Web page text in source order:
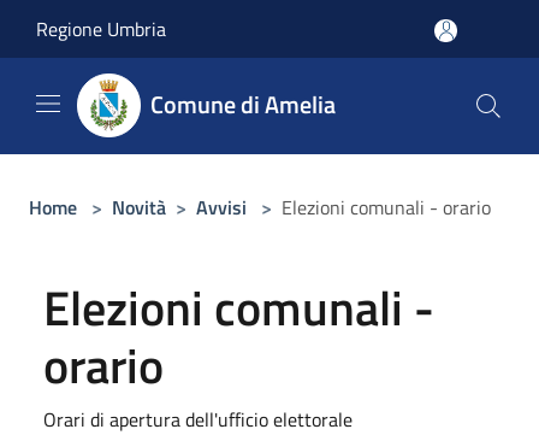
Regione Umbria
Comune di Amelia
Home > Novità > Avvisi > Elezioni comunali - orario
Elezioni comunali -
orario
Orari di apertura dell'ufficio elettorale